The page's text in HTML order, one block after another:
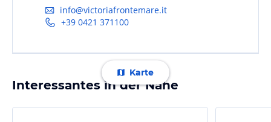
info@victoriafrontemare.it
+39 0421 371100
Karte
Interessantes in der Nähe